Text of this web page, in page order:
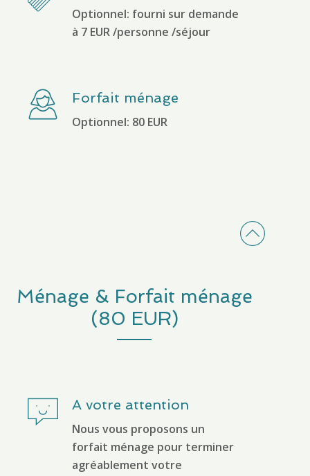
Optionnel: fourni sur demande
à 7 EUR /personne /séjour
Forfait ménage
Optionnel: 80 EUR
Ménage & Forfait ménage
(80 EUR)
A votre attention
Nous vous proposons un
forfait ménage pour terminer
agréablement votre